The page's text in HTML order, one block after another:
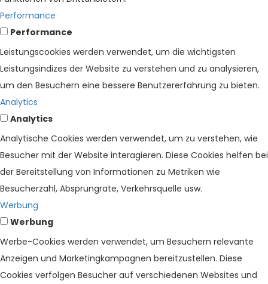
Performance
Performance
Leistungscookies werden verwendet, um die wichtigsten
Leistungsindizes der Website zu verstehen und zu analysieren,
um den Besuchern eine bessere Benutzererfahrung zu bieten.
Analytics
Analytics
Analytische Cookies werden verwendet, um zu verstehen, wie
Besucher mit der Website interagieren. Diese Cookies helfen bei
der Bereitstellung von Informationen zu Metriken wie
Besucherzahl, Absprungrate, Verkehrsquelle usw.
Werbung
Werbung
Werbe-Cookies werden verwendet, um Besuchern relevante
Anzeigen und Marketingkampagnen bereitzustellen. Diese
Cookies verfolgen Besucher auf verschiedenen Websites und